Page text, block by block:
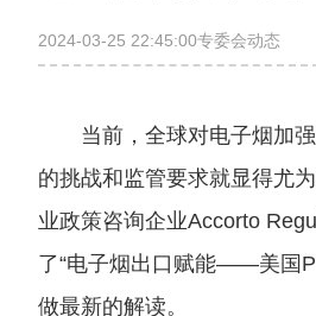
2024-03-25 22:45:00专委会动态
当前，全球对电子烟加
的挑战和监管要求就显得尤
业政策咨询企业Accorto
了“电子烟出口赋能——美国
做最新的解读。